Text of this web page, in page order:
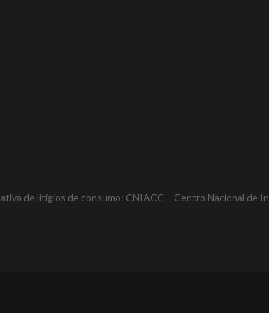
de litígios de consumo: CNIACC – Centro Nacional de